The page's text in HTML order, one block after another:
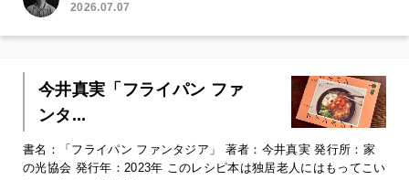
2026.07.07
今井真実「フライパン ファ
ンタ...
書名：「フライパン ファンタジア」 著者：今井真実 発行所：家
の光協会 発行年：2023年 このレシピ本は独居老人にはもってこい